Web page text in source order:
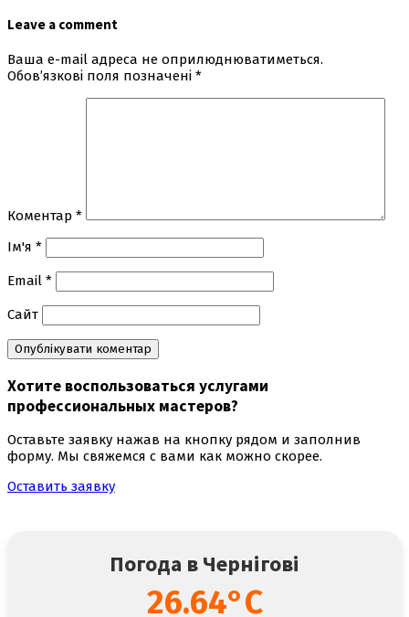
Leave a comment
Ваша e-mail адреса не оприлюднюватиметься.
Обов’язкові поля позначені *
Коментар *
Ім'я *
Email *
Сайт
Хотите воспользоваться услугами
профессиональных мастеров?
Оставьте заявку нажав на кнопку рядом и заполнив
форму. Мы свяжемся с вами как можно скорее.
Оставить заявку
Погода в Чернігові
26.64°C